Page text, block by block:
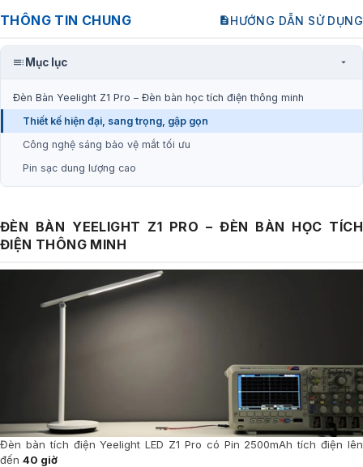
THÔNG TIN CHUNG HƯỚNG DẪN SỬ DỤNG
Mục lục
Đèn Bàn Yeelight Z1 Pro – Đèn bàn học tích điện thông minh
Thiết kế hiện đại, sang trọng, gập gọn
Công nghệ sáng bảo vệ mắt tối ưu
Pin sạc dung lượng cao
ĐÈN BÀN YEELIGHT Z1 PRO – ĐÈN BÀN HỌC TÍCH
ĐIỆN THÔNG MINH
Đèn bàn tích điện Yeelight LED Z1 Pro có Pin 2500mAh tích điện lên
đến 40 giờ